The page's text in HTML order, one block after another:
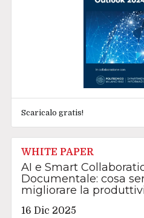
Scaricalo gratis!
WHITE PAPER
AI e Smart
Documentale: cosa
migliorare la
16 Dic 2025